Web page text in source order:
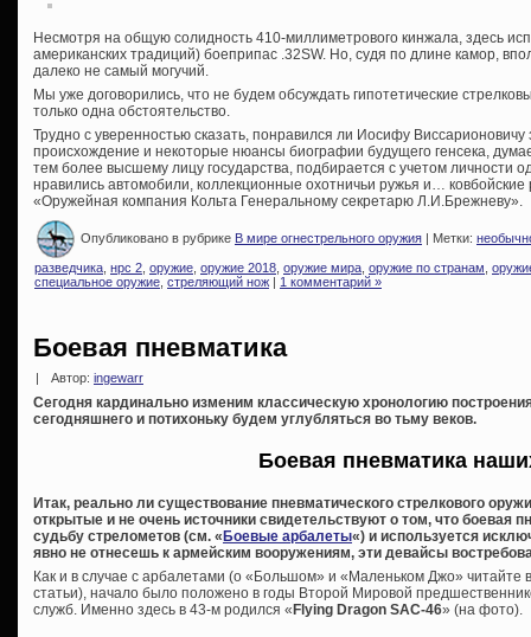
Несмотря на общую солидность 410-миллиметрового кинжала, здесь
американских традиций) боеприпас .32SW. Но, судя по длине камор,
далеко не самый могучий.
Мы уже договорились, что не будем обсуждать гипотетические
только одна обстоятельство.
Трудно с уверенностью сказать, понравился ли Иосифу Виссарионовичу
происхождение и некоторые нюансы биографии будущего генсека,
тем более высшему лицу государства, подбирается с учетом личности
нравились автомобили, коллекционные охотничьи ружья и… ковбойские
«Оружейная компания Кольта Генеральному секретарю Л.И.Брежневу».
Опубликовано в рубрике В мире огнестрельного оружия | Метки:
разведчика нрс 2 оружие оружие 2018 оружие мира оружие по странам
специальное оружие стреляющий нож 1 комментарий »
Боевая пневматика
| Автор: ingewarr
Сегодня кардинально изменим классическую хронологию
сегодняшнего и потихоньку будем углубляться во тьму веков.
Боевая пневматика
Итак, реально ли существование пневматического стрелкового
открытые и не очень источники свидетельствуют о том, что боевая
судьбу стрелометов (см. « Боевые арбалеты«) и используется
явно не отнесешь к армейским вооружениям, эти девайсы
Как и в случае с арбалетами (о «Большом» и «Маленьком Джо» читайте
статьи), начало было положено в годы Второй Мировой
служб. Именно здесь в 43-м родился « Flying Dragon SAC-46» (на фото).